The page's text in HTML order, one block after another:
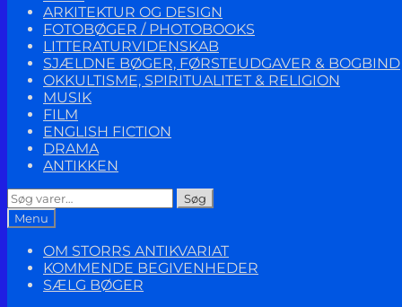
ARKITEKTUR OG DESIGN
FOTOBØGER / PHOTOBOOKS
LITTERATURVIDENSKAB
SJÆLDNE BØGER, FØRSTEUDGAVER & BOGBIND
OKKULTISME, SPIRITUALITET & RELIGION
MUSIK
FILM
ENGLISH FICTION
DRAMA
ANTIKKEN
Søg
efter:
Søg
Menu
OM STORRS ANTIKVARIAT
KOMMENDE BEGIVENHEDER
SÆLG BØGER